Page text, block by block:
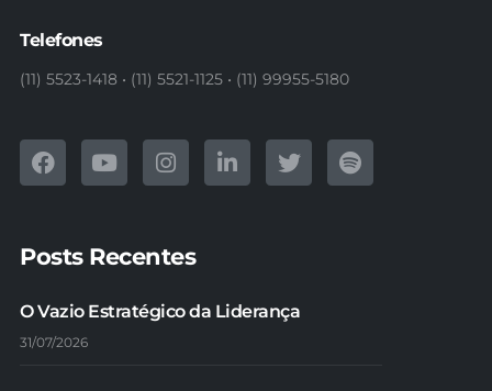
Telefones
(11) 5523-1418 • (11) 5521-1125 • (11) 99955-5180
Posts Recentes
O Vazio Estratégico da Liderança
31/07/2026